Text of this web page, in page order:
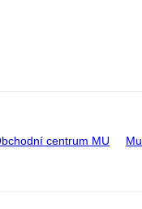
centrum MU